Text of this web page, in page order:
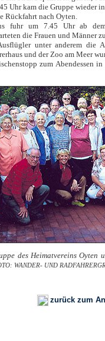
Uhr kam die Gruppe wieder
Rückfahrt nach Oyten.
fuhr um 7.45 Uhr ab
die Frauen und Männer
unter anderem die
und der Zoo am Meer
zum Abendessen
des Heimatvereins Oyten
WANDER- UND
zurück zum